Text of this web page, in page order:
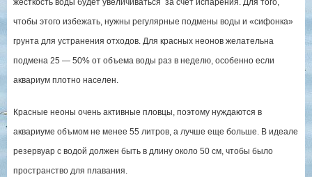
жесткость воды будет увеличиваться за счет испарения. Для того,
чтобы этого избежать, нужны регулярные подмены воды и «сифонка»
грунта для устранения отходов. Для красных неонов желательна
подмена 25 — 50% от объема воды раз в неделю, особенно если
аквариум плотно населен.
Красные неоны очень активные пловцы, поэтому нуждаются в
аквариуме объмом не менее 55 литров, а лучше еще больше. В идеале
резервуар с водой должен быть в длину около 50 см, чтобы было
пространство для плавания.